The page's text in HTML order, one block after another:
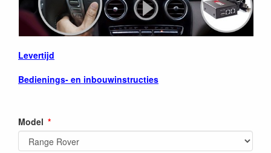
Levertijd
Bedienings- en inbouwinstructies
Model